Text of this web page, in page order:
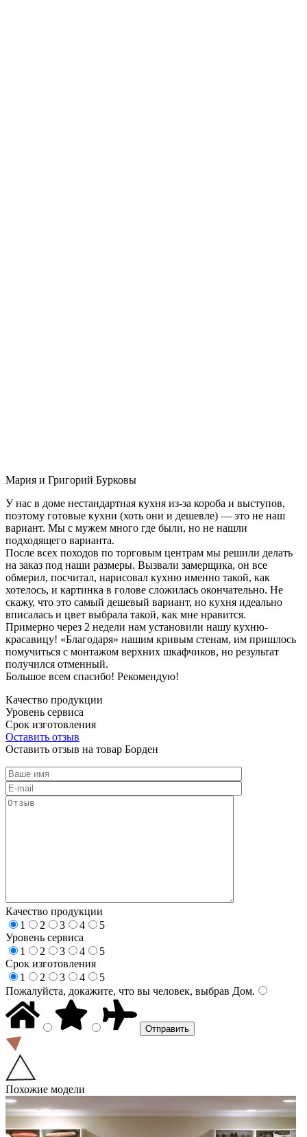
Мария и Григорий Бурковы
У нас в доме нестандартная кухня из-за короба и выступов,
поэтому готовые кухни (хоть они и дешевле) — это не наш
вариант. Мы с мужем много где были, но не нашли
подходящего варианта.
После всех походов по торговым центрам мы решили делать
на заказ под наши размеры. Вызвали замерщика, он все
обмерил, посчитал, нарисовал кухню именно такой, как
хотелось, и картинка в голове сложилась окончательно. Не
скажу, что это самый дешевый вариант, но кухня идеально
вписалась и цвет выбрала такой, как мне нравится.
Примерно через 2 недели нам установили нашу кухню-
красавицу! «Благодаря» нашим кривым стенам, им пришлось
помучиться с монтажом верхних шкафчиков, но результат
получился отменный.
Большое всем спасибо! Рекомендую!
Качество продукции
Уровень сервиса
Срок изготовления
Оставить отзыв
Оставить отзыв на товар Борден
Качество продукции
1
2 3 4
5
Уровень сервиса
1
2 3 4
5
Срок изготовления
1
2 3 4
5
Пожалуйста, докажите, что вы человек, выбрав Дом.
Похожие модели